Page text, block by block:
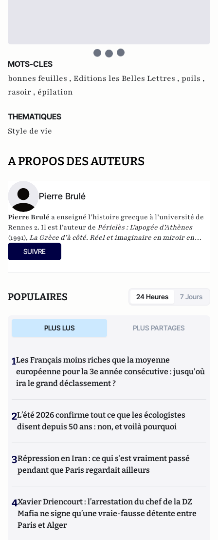
MOTS-CLES
bonnes feuilles , Editions les Belles Lettres , poils ,
rasoir , épilation
THEMATIQUES
Style de vie
A PROPOS DES AUTEURS
Pierre Brulé
Pierre Brulé a enseigné l’histoire grecque à l’université de
Rennes 2. Il est l’auteur de Périclès : L’apogée d’Athènes
(1991), La Grèce d’à côté. Réel et imaginaire en miroir en
Grèce antique
(2007) et
classique
(2006). Il a également dirigé le volume
SUIVRE
POPULAIRES 24 Heures 7 Jours
PLUS LUS PLUS PARTAGES
1Les Français moins riches que la moyenne
européenne pour la 3e année consécutive : jusqu'où
ira le grand déclassement ?
2L’été 2026 confirme tout ce que les écologistes
disent depuis 50 ans : non, et voilà pourquoi
3Répression en Iran : ce qui s'est vraiment passé
pendant que Paris regardait ailleurs
4Xavier Driencourt : l’arrestation du chef de la DZ
Mafia ne signe qu’une vraie-fausse détente entre
Paris et Alger